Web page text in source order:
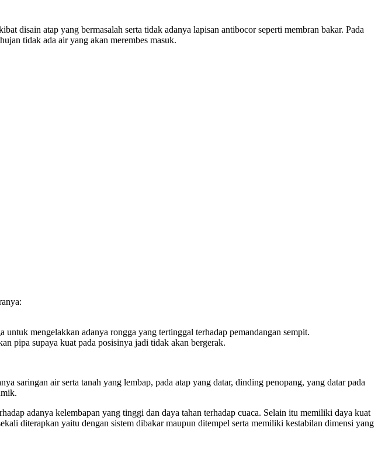
disain atap yang bermasalah serta tidak adanya lapisan antibocor seperti membran bakar. Pada
tidak ada air yang akan merembes masuk.
mengelakkan adanya rongga yang tertinggal terhadap pemandangan sempit.
pipa supaya kuat pada posisinya jadi tidak akan bergerak.
saringan air serta tanah yang lembap, pada atap yang datar, dinding penopang, yang datar pada
adanya kelembapan yang tinggi dan daya tahan terhadap cuaca. Selain itu memiliki daya kuat
diterapkan yaitu dengan sistem dibakar maupun ditempel serta memiliki kestabilan dimensi yang